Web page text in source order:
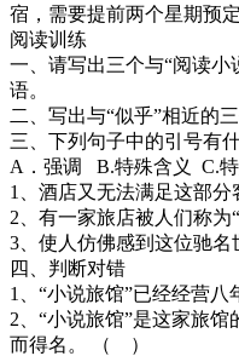
宿，需要提前两个星期预定
阅读训练
一、请写出三个与“阅读小
语。
二、写出与“似乎”相近的三
三、下列句子中的引号有
A．强调 B.特殊含义 C.
1、酒店又无法满足这部分
2、有一家旅店被人们称
3、使人仿佛感到这位驰
四、判断对错
1、“小说旅馆”已经经营
2、“小说旅馆”是这家旅
而得名。 （ ）